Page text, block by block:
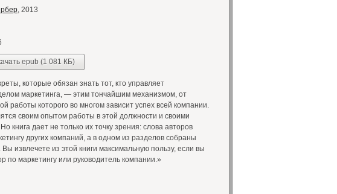
, 2013
epub (1 081 КБ)
которые обязан знать тот, кто управляет
маркетинга, — этим тончайшим механизмом, от
работы которого во многом зависит успех всей компании.
своим опытом работы в этой должности и своими
книга дает не только их точку зрения: слова авторов
других компаний, а в одном из разделов собраны
извлечете из этой книги максимальную пользу, если вы
по маркетингу или руководитель компании.»